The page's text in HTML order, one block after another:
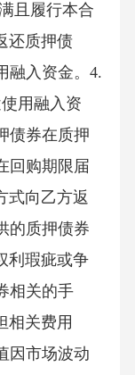
且履行本合
还质押债
融入资金。4.
用融入资
债券在质押
回购期限届
式向乙方返
的质押债券
利瑕疵或争
相关的手
相关费用
因市场波动